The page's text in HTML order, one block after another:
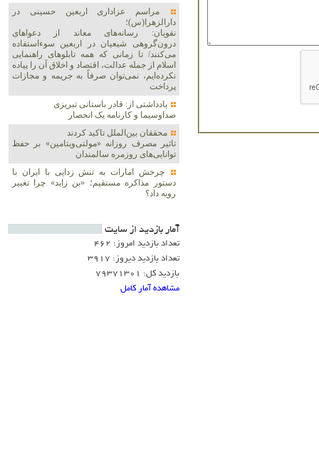
مراسم عزاداری اربعین حسینی در
دارالزهرا(س)؛
نقویان: رسانه‌های معاند از دعواهای
درون‌گروهی شیعیان در اربعین سوءاستفاده
می‌کنند/ تا زمانی که همه تابلوهای راهنمایی
اسلام از جمله عدالت، اقتصاد و اخلاق آن را پیاده
نکرده‌ایم، نمی‌توان صرفاً به جریمه و مجازات
پرداخت
یادداشتی از: قادر باستانی تبریزی
صداوسیما و کارنامه یک انحصار
محققان بین‌الملل تاکید کردند
تاثیر مصرف روزانه «مولتی‌ویتامین» بر حفظ
توانایی‌های روزمره سالمندان
چرخش امارات به تنش زدایی با ایران با
دستور مذاکره مستقیم؛ «بن زاید» چرا تغییر
رویه داد؟
آمار بازديد از سايت
تعداد بازدید امروز: 462
تعداد بازدید دیروز: 3917
بازدید کل: 79371301
مشاهده آمار کامل